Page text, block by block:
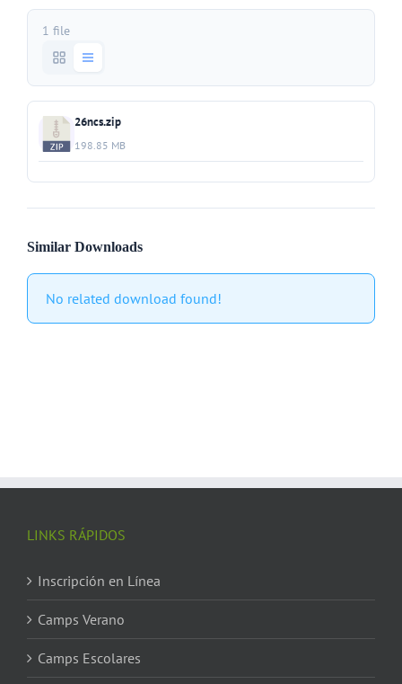
1 file
26ncs.zip
198.85 MB
Similar Downloads
No related download found!
LINKS RÁPIDOS
Inscripción en Línea
Camps Verano
Camps Escolares